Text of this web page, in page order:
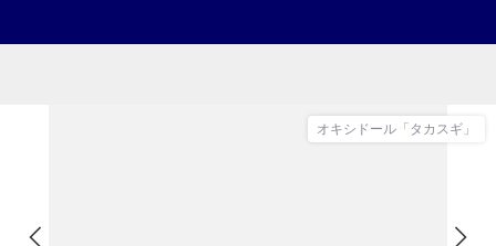
オキシドール「タカスギ」